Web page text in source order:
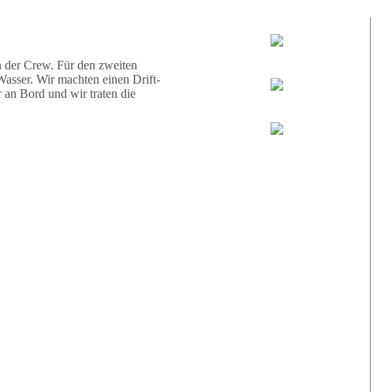
und eine Schildkröte.
der Crew. Für den zweiten
Wir machten einen Drift-
an Bord und wir traten die